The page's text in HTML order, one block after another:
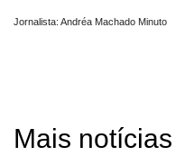
Jornalista: Andréa Machado Minuto
Mais notícias